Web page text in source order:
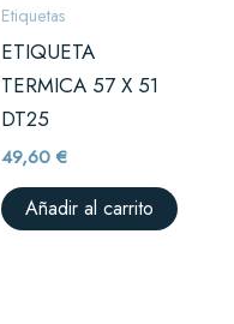
Etiquetas
ETIQUETA
TERMICA 57 X 51
DT25
49,60€
Añadir al carrito